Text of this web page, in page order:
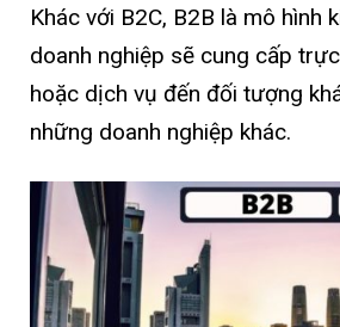
Khác với B2C, B2B là mô hình
doanh nghiệp sẽ cung cấp
hoặc dịch vụ đến đối tượng
những doanh nghiệp khác.